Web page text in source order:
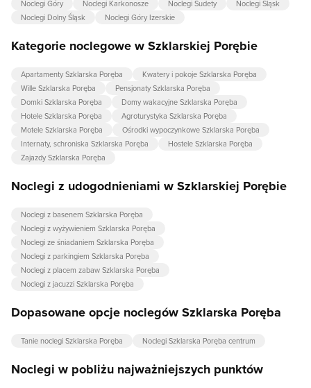
Noclegi Góry Noclegi Karkonosze Noclegi Sudety
Noclegi Śląsk
Noclegi Dolny Śląsk
Noclegi Góry Izerskie
Kategorie noclegowe w Szklarskiej Porębie
Apartamenty Szklarska Poręba
Kwatery i pokoje Szklarska Poręba
Wille Szklarska Poręba
Pensjonaty Szklarska Poręba
Domki Szklarska Poręba
Domy wakacyjne Szklarska Poręba
Hotele Szklarska Poręba
Agroturystyka Szklarska Poręba
Motele Szklarska Poręba
Ośrodki wypoczynkowe Szklarska Poręba
Internaty, schroniska Szklarska Poręba
Hostele Szklarska Poręba
Zajazdy Szklarska Poręba
Noclegi z udogodnieniami w Szklarskiej Porębie
Noclegi z basenem Szklarska Poręba
Noclegi z wyżywieniem Szklarska Poręba
Noclegi ze śniadaniem Szklarska Poręba
Noclegi z parkingiem Szklarska Poręba
Noclegi z placem zabaw Szklarska Poręba
Noclegi z jacuzzi Szklarska Poręba
Dopasowane opcje noclegów Szklarska Poręba
Tanie noclegi Szklarska Poręba Noclegi Szklarska Poręba centrum
Noclegi w pobliżu najważniejszych punktów